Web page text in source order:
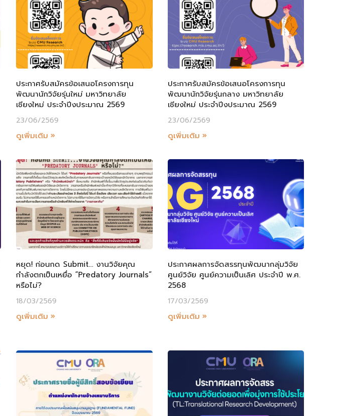
ประกาศรับสมัครข้อเสนอโครงการทุน
พัฒนานักวิจัยรุ่นใหม่ มหาวิทยาลัย
เชียงใหม่ ประจำปีงประมาณ 2569
23/06/2569
ดูเพิ่มเติม »
ประกาศรับสมัครข้อเสนอโครงการทุน
พัฒนานักวิจัยรุ่นกลาง มหาวิทยาลัย
เชียงใหม่ ประจำปีงประมาณ 2569
23/06/2569
ดูเพิ่มเติม »
หยุด! ก่อนกด Submit… งานวิจัยคุณ
กำลังตกเป็นเหยื่อ “Predatory Journals”
หรือไม่?
18/03/2569
ดูเพิ่มเติม »
ประกาศผลการจัดสรรทุนพัฒนากลุ่มวิจัย
ศูนย์วิจัย ศูนย์ความเป็นเลิศ ประจำปี พ.ศ.
2568
17/03/2569
ดูเพิ่มเติม »